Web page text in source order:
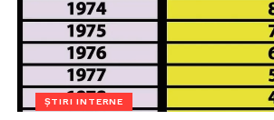
ȘTIRI INTERNE